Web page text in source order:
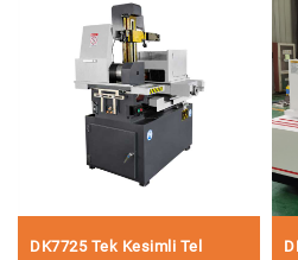
DK7725 Tek Kesimli Tel